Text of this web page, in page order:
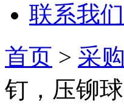
联系我们
首页 > 采
钉，压铆